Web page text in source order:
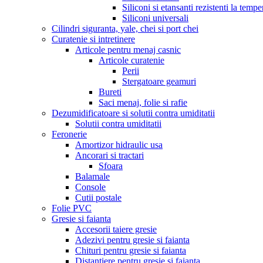
Siliconi si etansanti rezistenti la
Siliconi universali
Cilindri siguranta, yale, chei si port chei
Curatenie si intretinere
Articole pentru menaj casnic
Articole curatenie
Perii
Stergatoare geamuri
Bureti
Saci menaj, folie si rafie
Dezumidificatoare si solutii contra umiditatii
Solutii contra umiditatii
Feronerie
Amortizor hidraulic usa
Ancorari si tractari
Sfoara
Balamale
Console
Cutii postale
Folie PVC
Gresie si faianta
Accesorii taiere gresie
Adezivi pentru gresie si faianta
Chituri pentru gresie si faianta
Distantiere pentru gresie si faianta